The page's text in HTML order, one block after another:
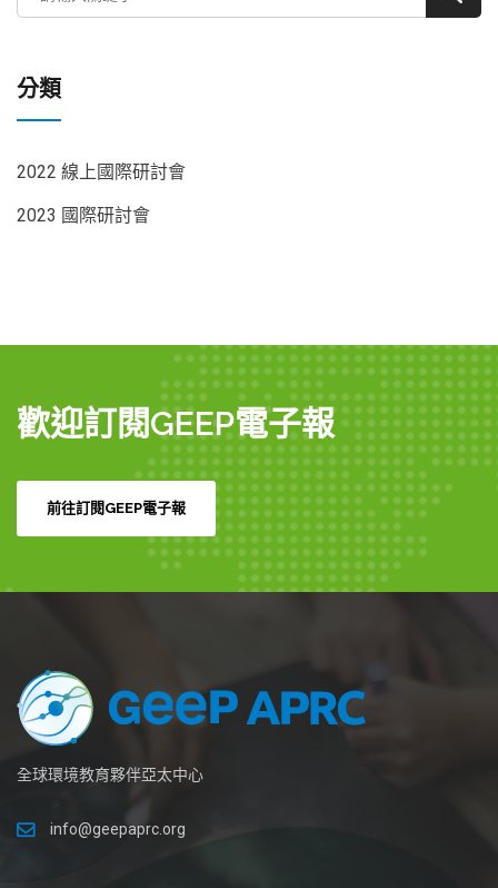
分類
2022 線上國際研討會
2023 國際研討會
歡迎訂閱GEEP電子報
前往訂閱GEEP電子報
全球環境教育夥伴亞太中心
info@geepaprc.org